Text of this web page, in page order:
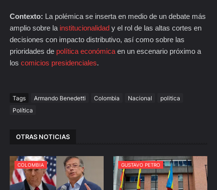
Contexto: La polémica se inserta en medio de un debate más
amplio sobre la institucionalidad y el rol de las altas cortes en
decisiones con impacto distributivo, así como sobre las
prioridades de política económicaen un escenario próximo a
los comicios presidenciales.
Tags Armando Benedetti Colombia Nacional
politica
Política
OTRAS NOTICIAS
COLOMBIA GUSTAVO PETRO